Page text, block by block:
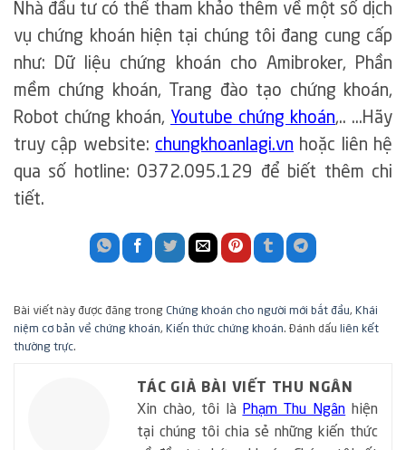
Nhà đầu tư có thể tham khảo thêm về một số dịch
vụ chứng khoán hiện tại chúng tôi đang cung cấp
như: Dữ liệu chứng khoán cho Amibroker, Phần
mềm chứng khoán, Trang đào tạo chứng khoán,
Robot chứng khoán, Youtube chứng khoán,.. …Hãy
truy cập website: chungkhoanlagi.vn hoặc liên hệ
qua số hotline: 0372.095.129 để biết thêm chi
tiết.
Bài viết này được đăng trong Chứng khoán cho người mới bắt đầu, Khái
niệm cơ bản về chứng khoán, Kiến thức chứng khoán. Đánh dấu liên kết
thường trực.
TÁC GIẢ BÀI VIẾT THU NGÂN
Xin chào, tôi là
Phạm Thu Ngân hiện
tại chúng tôi chia sẻ những kiến thức